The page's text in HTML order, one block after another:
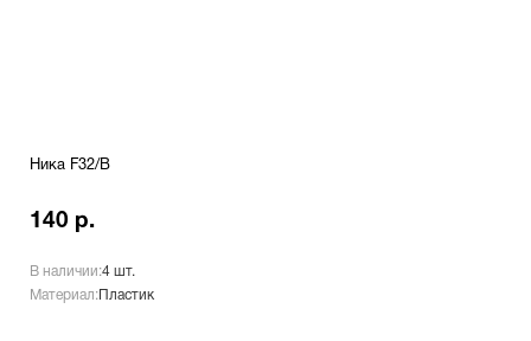
Ника F32/В
140 р.
В наличии:4 шт.
Материал: Пластик